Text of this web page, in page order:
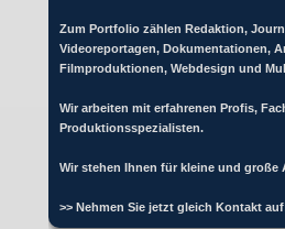
Zum Portfolio zählen Redaktion,
Videoreportagen, Dokumentationen,
Filmproduktionen, Webdesign und
Wir arbeiten mit erfahrenen Profis,
Produktionsspezialisten.
Wir stehen Ihnen für kleine und große
>> Nehmen Sie jetzt gleich Kontakt